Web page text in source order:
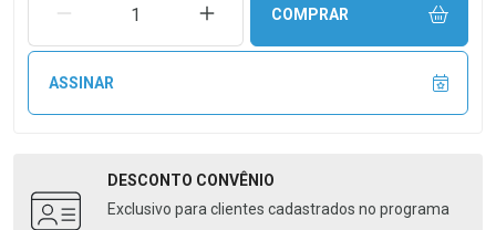
REMOVER UMA UNIDADEAUMENTAR UMA UNIDADE
COMPRAR
ASSINAR
DESCONTO CONVÊNIO
Exclusivo para clientes cadastrados no programa